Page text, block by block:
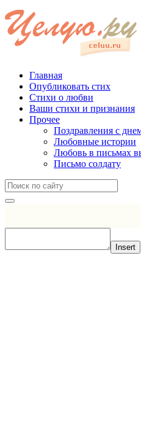
Главная
Опубликовать стих
Стихи о любви
Ваши стихи и признания
Прочее
Поздравления с
Любовные истории
Любовь в письмах
Письмо солдату
Insert